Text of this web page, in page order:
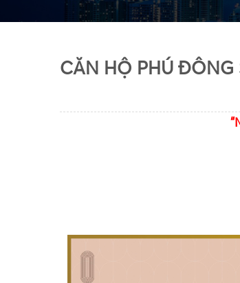
•
CĂN HỘ PHÚ ĐÔNG